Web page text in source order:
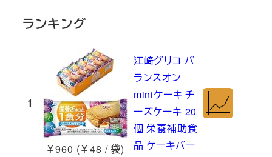
ランキング
1
￥960 (￥48 / 袋)
江崎グリコ バ
ランスオン
miniケーキ チ
ーズケーキ 20
個 栄養補助食
品 ケーキバー